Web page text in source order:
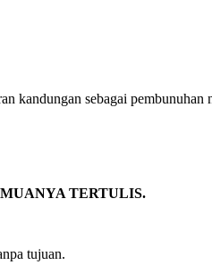
kandungan sebagai pembunuhan
TERTULIS.
tujuan.